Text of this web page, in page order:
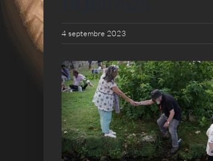
4 septembre 2023